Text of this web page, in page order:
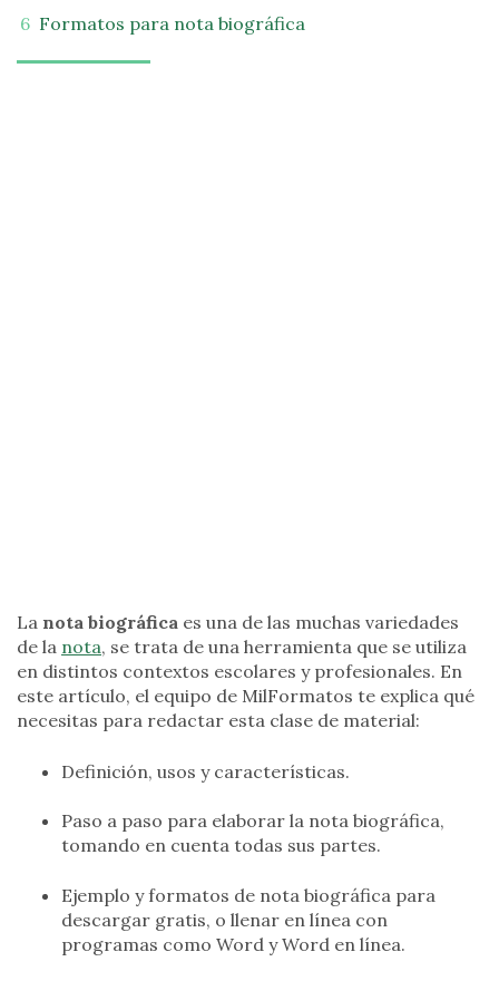
Formatos para nota biográfica
La nota biográfica es una de las muchas variedades
de la nota, se trata de una herramienta que se utiliza
en distintos contextos escolares y profesionales. En
este artículo, el equipo de MilFormatos te explica qué
necesitas para redactar esta clase de material:
Definición, usos y características.
Paso a paso para elaborar la nota biográfica,
tomando en cuenta todas sus partes.
Ejemplo y formatos de nota biográfica para
descargar gratis, o llenar en línea con
programas como Word y Word en línea.